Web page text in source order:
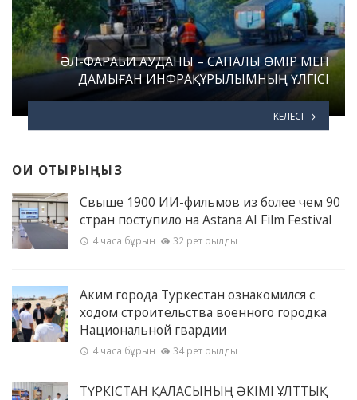
ӘЛ-ФАРАБИ АУДАНЫ – САПАЛЫ ӨМІР МЕН
ДАМЫҒАН ИНФРАҚҰРЫЛЫМНЫҢ ҮЛГІСІ
КЕЛЕСІ
ОҚИ ОТЫРЫҢЫЗ
Свыше 1900 ИИ-фильмов из более чем 90
стран поступило на Astana AI Film Festival
4 часа бұрын 32 рет оқылды
Аким города Туркестан ознакомился с
ходом строительства военного городка
Национальной гвардии
4 часа бұрын 34 рет оқылды
ТҮРКІСТАН ҚАЛАСЫНЫҢ ӘКІМІ ҰЛТТЫҚ